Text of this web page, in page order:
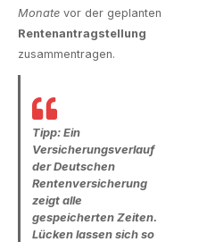
Monate vor der geplanten
Rentenantragstellung
zusammentragen.
Tipp: Ein
Versicherungsverlauf
der Deutschen
Rentenversicherung
zeigt alle
gespeicherten Zeiten.
Lücken lassen sich so